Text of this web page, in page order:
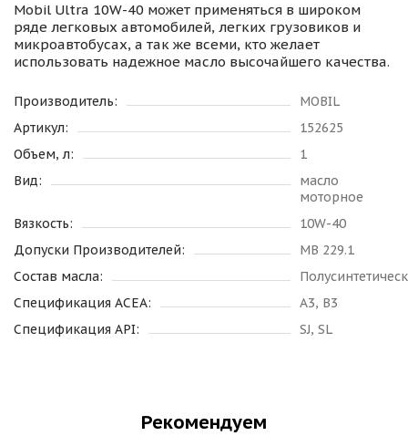
Mobil Ultra 10W-40 может применяться в широком
ряде легковых автомобилей, легких грузовиков и
микроавтобусах, а так же всеми, кто желает
использовать надежное масло высочайшего качества.
Производитель:
MOBIL
Артикул:
152625
Объем, л:
1
Вид:
масло
моторное
Вязкость:
10W-40
Допуски Производителей:
MB 229.1
Состав масла:
Спецификация ACEA:
A3, B3
Спецификация API:
SJ, SL
Рекомендуем